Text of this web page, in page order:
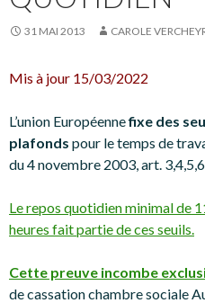
31 MAI 2013 CAROLE
Mis à jour 15/03/2022
L’union Européennefixe des
plafonds pour le temps de
du 4 novembre 2003, art.
Le repos quotidien minimal de
heures fait partie de ces seuils.
Cette preuve incombe
de cassation chambre sociale